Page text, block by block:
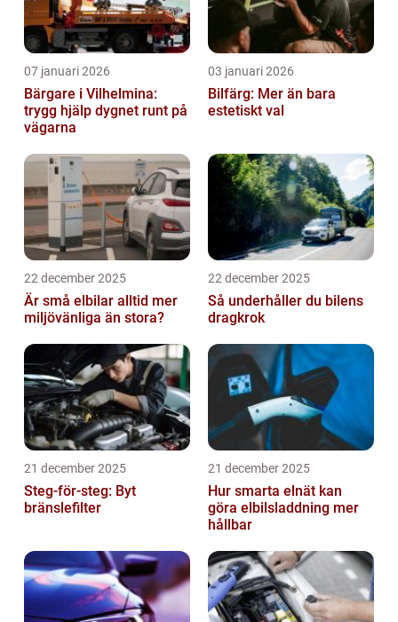
07 januari 2026
Bärgare i Vilhelmina:
trygg hjälp dygnet runt på
vägarna
03 januari 2026
Bilfärg: Mer än bara
estetiskt val
22 december 2025
Är små elbilar alltid mer
miljövänliga än stora?
22 december 2025
Så underhåller du bilens
dragkrok
21 december 2025
Steg-för-steg: Byt
bränslefilter
21 december 2025
Hur smarta elnät kan
göra elbilsladdning mer
hållbar